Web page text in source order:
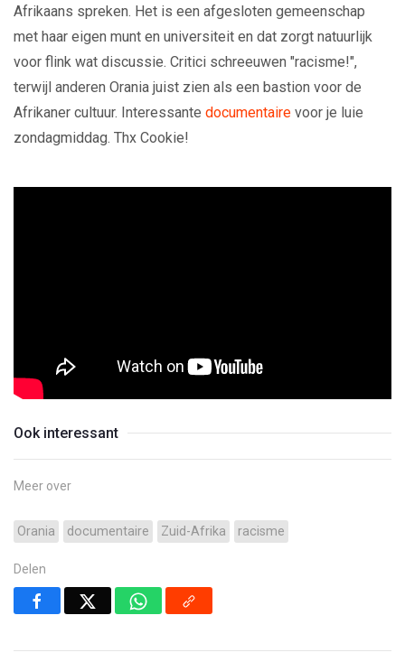
Afrikaans spreken. Het is een afgesloten gemeenschap
met haar eigen munt en universiteit en dat zorgt natuurlijk
voor flink wat discussie. Critici schreeuwen "racisme!",
terwijl anderen Orania juist zien als een bastion voor de
Afrikaner cultuur. Interessante documentaire voor je luie
zondagmiddag. Thx Cookie!
Ook interessant
Meer over
Orania documentaire Zuid-Afrika racisme
Delen